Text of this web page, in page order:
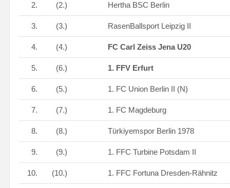
2. (2.) Hertha BSC Berlin
3. (3.) RasenBallsport Leipzig II
4. (4.) FC Carl Zeiss Jena U20
5. (6.) 1. FFV Erfurt
6. (5.) 1. FC Union Berlin II (N)
7. (7.) 1. FC Magdeburg
8. (8.) Türkiyemspor Berlin 1978
9. (9.) 1. FFC Turbine Potsdam II
10. (10.) 1. FFC Fortuna Dresden-Rähnitz